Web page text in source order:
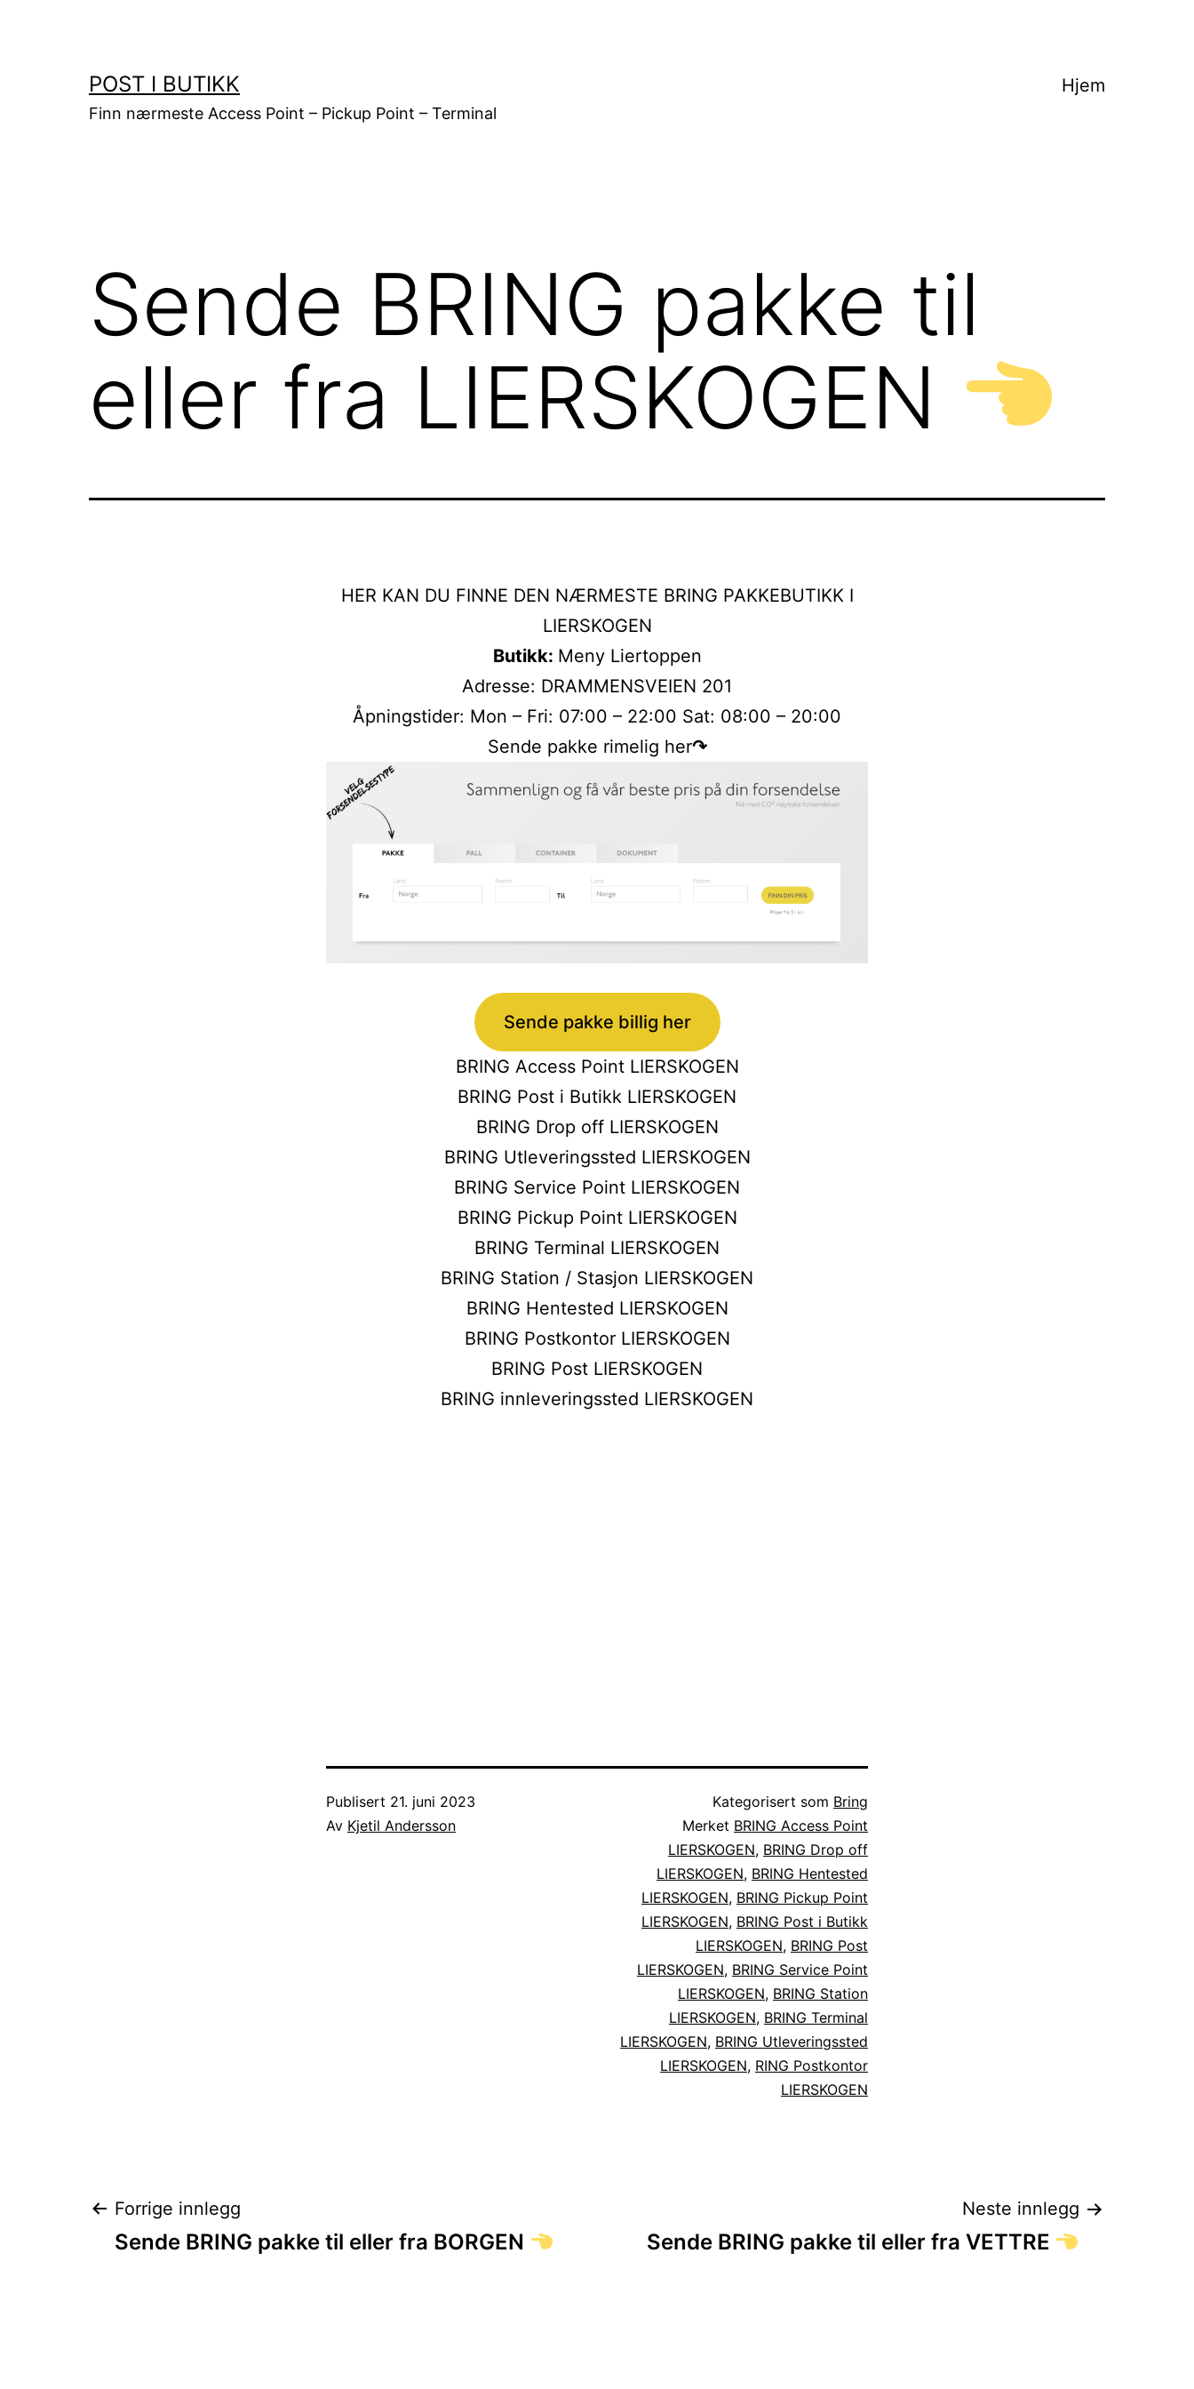
POST I BUTIKK
Finn nærmeste Access Point – Pickup Point – Terminal
Hjem
Sende BRING pakke til
eller fra LIERSKOGEN
HER KAN DU FINNE DEN NÆRMESTE BRING PAKKEBUTIKK I
LIERSKOGEN
Butikk: Meny Liertoppen
Adresse: DRAMMENSVEIEN 201
Åpningstider: Mon – Fri: 07:00 – 22:00 Sat: 08:00 – 20:00
Sende pakke rimelig her↷
Sende pakke billig her
BRING Access Point LIERSKOGEN
BRING Post i Butikk LIERSKOGEN
BRING Drop off LIERSKOGEN
BRING Utleveringssted LIERSKOGEN
BRING Service Point LIERSKOGEN
BRING Pickup Point LIERSKOGEN
BRING Terminal LIERSKOGEN
BRING Station / Stasjon LIERSKOGEN
BRING Hentested LIERSKOGEN
BRING Postkontor LIERSKOGEN
BRING Post LIERSKOGEN
BRING innleveringssted LIERSKOGEN
Publisert 21. juni 2023
Av Kjetil Andersson
Kategorisert som Bring
Merket BRING Access Point
LIERSKOGEN, BRING Drop off
LIERSKOGEN, BRING Hentested
LIERSKOGEN, BRING Pickup Point
LIERSKOGEN, BRING Post i Butikk
LIERSKOGEN, BRING Post
LIERSKOGEN, BRING Service Point
LIERSKOGEN, BRING Station
LIERSKOGEN, BRING Terminal
LIERSKOGEN, BRING Utleveringssted
LIERSKOGEN, RING Postkontor
LIERSKOGEN
Innleggsnavigasjon
Forrige innlegg
Sende BRING pakke til eller fra BORGEN
Neste innlegg
Sende BRING pakke til eller fra VETTRE